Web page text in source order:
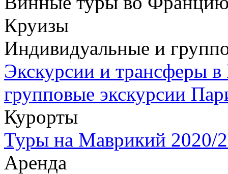
Круизы
Индивидуальные и
Экскурсии и трансферы
групповые экскурсии
Курорты
Туры на Маврикий 2020/
Аренда